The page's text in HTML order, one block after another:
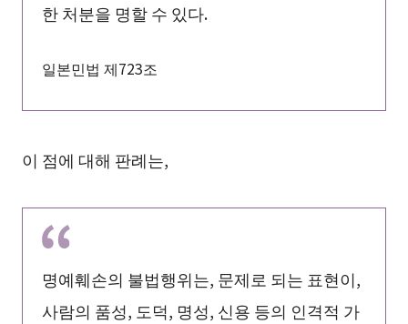
한 처분을 명할 수 있다.
일본민법 제723조
이 점에 대해 판례는,
명예훼손의 불법행위는, 문제로 되는 표현이,
사람의 품성, 도덕, 명성, 신용 등의 인격적 가